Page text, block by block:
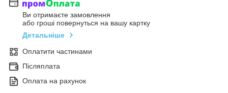
Ви отримаєте замовлення
або гроші повернуться на вашу картку
Детальніше
Оплатити частинами
Післяплата
Оплата на рахунок